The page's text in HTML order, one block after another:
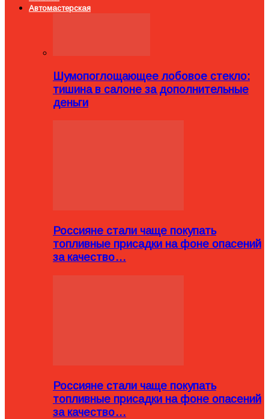
Автомастерская
Шумопоглощающее лобовое стекло:
тишина в салоне за дополнительные
деньги
Россияне стали чаще покупать
топливные присадки на фоне опасений
за качество…
Россияне стали чаще покупать
топливные присадки на фоне опасений
за качество…